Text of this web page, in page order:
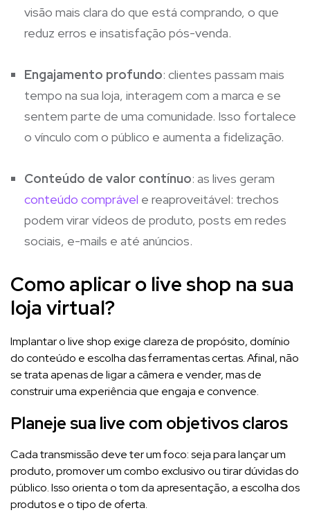
visão mais clara do que está comprando, o que
reduz erros e insatisfação pós-venda.
Engajamento profundo: clientes passam mais
tempo na sua loja, interagem com a marca e se
sentem parte de uma comunidade. Isso fortalece
o vínculo com o público e aumenta a fidelização.
Conteúdo de valor contínuo: as lives geram
conteúdo comprável e reaproveitável: trechos
podem virar vídeos de produto, posts em redes
sociais, e-mails e até anúncios.
Como aplicar o live shop na sua
loja virtual?
Implantar o live shop exige clareza de propósito, domínio
do conteúdo e escolha das ferramentas certas. Afinal, não
se trata apenas de ligar a câmera e vender, mas de
construir uma experiência que engaja e convence.
Planeje sua live com objetivos claros
Cada transmissão deve ter um foco: seja para lançar um
produto, promover um combo exclusivo ou tirar dúvidas do
público. Isso orienta o tom da apresentação, a escolha dos
produtos e o tipo de oferta.